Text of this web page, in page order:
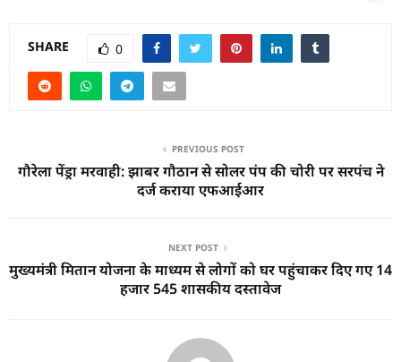
SHARE 0
PREVIOUS POST
गौरेला पेंड्रा मरवाही: झाबर गौठान से सोलर पंप की चोरी पर सरपंच ने
दर्ज कराया एफआईआर
NEXT POST
मुख्यमंत्री मितान योजना के माध्यम से लोगों को घर पहुंचाकर दिए गए 14
हजार 545 शासकीय दस्तावेज